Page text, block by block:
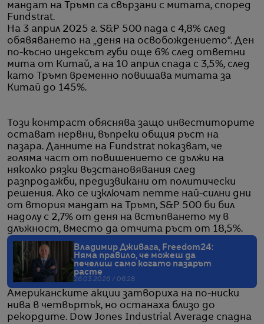
мандат на Тръмп са свързани с митата, според
Fundstrat.
На 3 април 2025 г. S&P 500 пада с 4,8% след
обявяването на „деня на освобождението“. Ден
по-късно индексът губи още 6% след ответни
мита от Китай, а на 10 април спада с 3,5%, след
като Тръмп временно повишава митата за
Китай до 145%.
Този контраст обяснява защо инвеститорите
остават нервни, въпреки общия ръст на
пазара. Данните на Fundstrat показват, че
голяма част от повишението се дължи на
няколко рязки възстановявания след
разпродажби, предизвикани от политически
решения. Ако се изключат петте най-силни дни
от втория мандат на Тръмп, S&P 500 би бил
надолу с 2,7% от деня на встъпването му в
длъжност, вместо да отчита ръст от 18,5%.
Владимир Дживага, Freedom24:
Няма правило, че можеш да
печелиш само когато пазарът
расте
26.03.2026 / 06:28
Американските акции затвориха на по-ниски
нива в четвъртък, но останаха близо до
рекордите. Dow Jones Industrial Average спадна